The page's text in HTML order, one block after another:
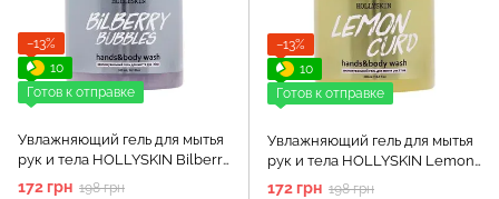
−13%
10
Готов к отправке
Увлажняющий гель для мытья
рук и тела HOLLYSKIN Bilberry
Bubbles
172 грн 198 грн
−13%
10
Готов к отправке
Увлажняющий гель для мытья
рук и тела HOLLYSKIN Lemon
Curd
172 грн 198 грн